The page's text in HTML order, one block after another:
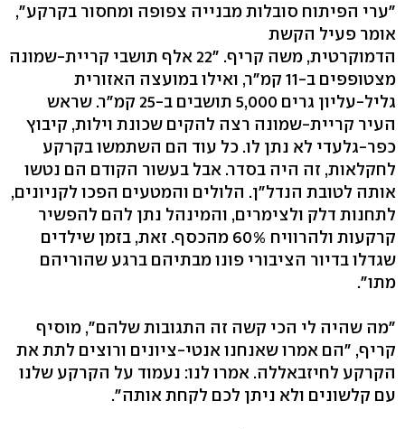
"ערי הפיתוח סובלות מבנייה צפופה ומחסור בקרקע",
אומר פעיל הקשת
הדמוקרטית, משה קריף. "22 אלף תושבי קריית-שמונה
מצטופפים ב-11 קמ"ר, ואילו במועצה האזורית
גליל-עליון גרים 5,000 תושבים ב-25 קמ"ר. שראש
העיר קריית-שמונה רצה להקים שכונת וילות, קיבוץ
כפר-גלעדי לא נתן לו. כל עוד הם השתמשו בקרקע
לחקלאות, זה היה בסדר. אבל בעשור הקודם הם נטשו
אותה לטובת הנדל"ן. הלולים והמטעים הפכו לקניונים,
לתחנות דלק ולצימרים, והמינהל נתן להם להפשיר
קרקעות ולהרוויח 60% מהכסף. זאת, בזמן שילדים
שגדלו בדיור הציבורי פונו מבתיהם ברגע שהוריהם
מתו".
"מה שהיה לי הכי קשה זה התגובות שלהם", מוסיף
קריף, "הם אמרו שאנחנו אנטי-ציונים ורוצים לתת את
הקרקע לחיזבאללה. אמרו לנו: נעמוד על הקרקע שלנו
עם קלשונים ולא ניתן לכם לקחת אותה".